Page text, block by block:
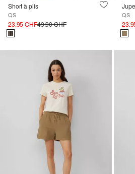
Short à plis
QS
23.95 CHF49.90 CHF
QS